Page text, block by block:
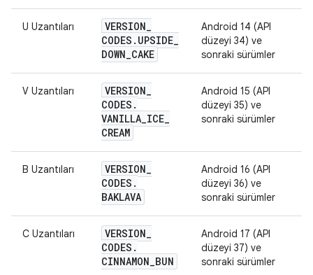
U Uzantıları VERSION_
CODES . UPSIDE_
DOWN_CAKE
Android 14 (API
düzeyi 34) ve
sonraki sürümler
V Uzantıları VERSION_
CODES .
VANILLA_ICE_
CREAM
Android 15 (API
düzeyi 35) ve
sonraki sürümler
B Uzantıları VERSION_
CODES .
BAKLAVA
Android 16 (API
düzeyi 36) ve
sonraki sürümler
C Uzantıları VERSION_
CODES .
CINNAMON_BUN
Android 17 (API
düzeyi 37) ve
sonraki sürümler